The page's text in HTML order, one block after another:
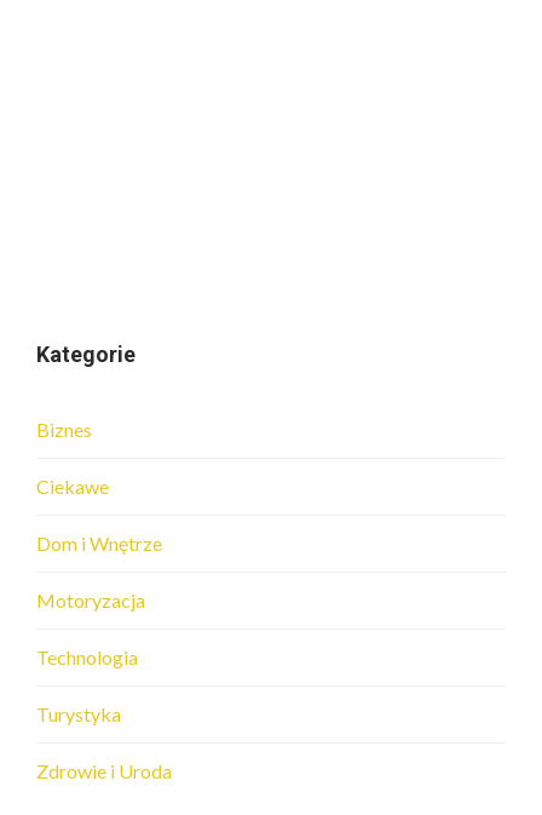
Kategorie
Biznes
Ciekawe
Dom i Wnętrze
Motoryzacja
Technologia
Turystyka
Zdrowie i Uroda